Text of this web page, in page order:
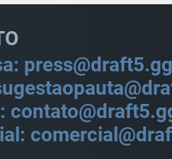
press@draft5.gg